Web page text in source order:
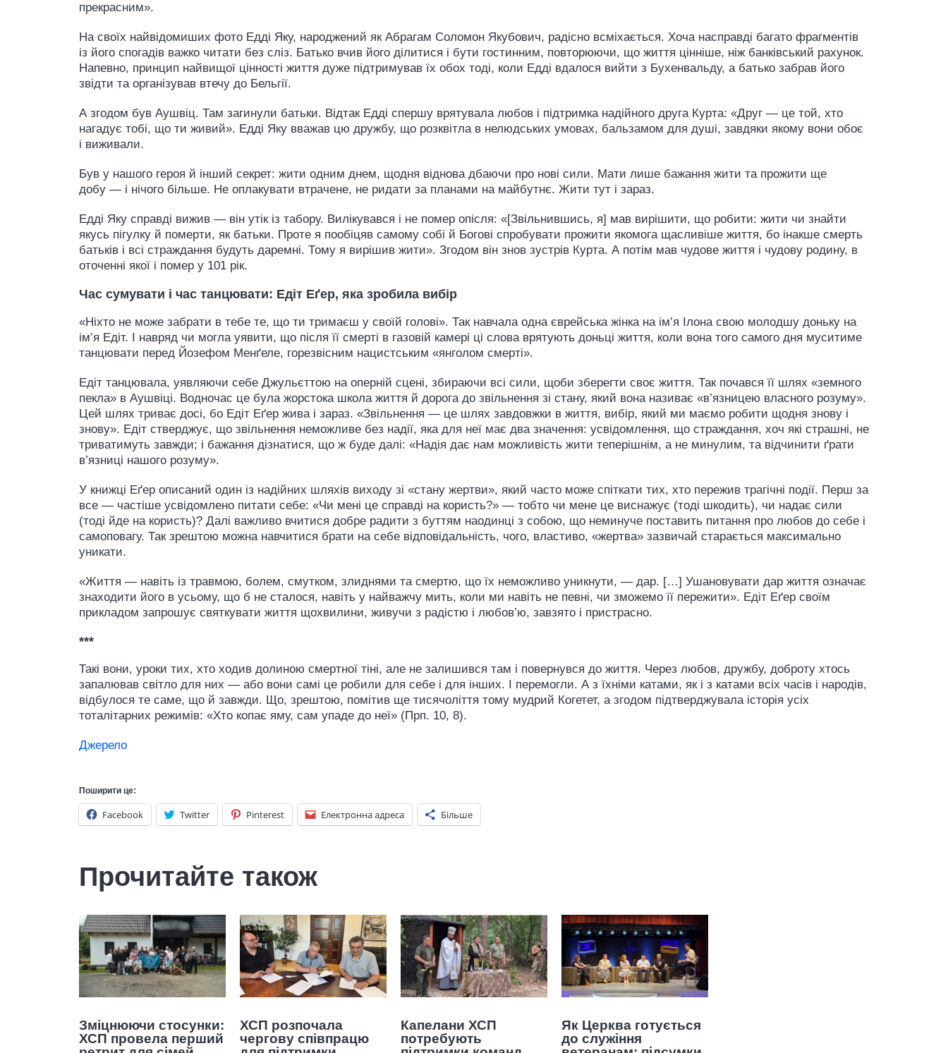
прекрасним».
На своїх найвідомиших фото Едді Яку, народжений як Абрагам Соломон Якубович, радісно всміхається. Хоча насправді багато фрагментів
із його спогадів важко читати без сліз. Батько вчив його ділитися і бути гостинним, повторюючи, що життя цінніше, ніж банківський рахунок.
Напевно, принцип найвищої цінності життя дуже підтримував їх обох тоді, коли Едді вдалося вийти з Бухенвальду, а батько забрав його
звідти та організував втечу до Бельгії.
А згодом був Аушвіц. Там загинули батьки. Відтак Едді спершу врятувала любов і підтримка надійного друга Курта: «Друг — це той, хто
нагадує тобі, що ти живий». Едді Яку вважав цю дружбу, що розквітла в нелюдських умовах, бальзамом для душі, завдяки якому вони обоє
і виживали.
Був у нашого героя й інший секрет: жити одним днем, щодня віднова дбаючи про нові сили. Мати лише бажання жити та прожити ще
добу — і нічого більше. Не оплакувати втрачене, не ридати за планами на майбутнє. Жити тут і зараз.
Едді Яку справді вижив — він утік із табору. Вилікувався і не помер опісля: «[Звільнившись, я] мав вирішити, що робити: жити чи знайти
якусь пігулку й померти, як батьки. Проте я пообіцяв самому собі й Богові спробувати прожити якомога щасливіше життя, бо інакше смерть
батьків і всі страждання будуть даремні. Тому я вирішив жити». Згодом він знов зустрів Курта. А потім мав чудове життя і чудову родину, в
оточенні якої і помер у 101 рік.
Час сумувати і час танцювати: Едіт Еґер, яка зробила вибір
«Ніхто не може забрати в тебе те, що ти тримаєш у своїй голові». Так навчала одна єврейська жінка на ім’я Ілона свою молодшу доньку на
ім’я Едіт. І навряд чи могла уявити, що після її смерті в газовій камері ці слова врятують доньці життя, коли вона того самого дня муситиме
танцювати перед Йозефом Менґеле, горезвісним нацистським «янголом смерті».
Едіт танцювала, уявляючи себе Джульєттою на оперній сцені, збираючи всі сили, щоби зберегти своє життя. Так почався її шлях «земного
пекла» в Аушвіці. Водночас це була жорстока школа життя й дорога до звільнення зі стану, який вона називає «в’язницею власного розуму».
Цей шлях триває досі, бо Едіт Еґер жива і зараз. «Звільнення — це шлях завдовжки в життя, вибір, який ми маємо робити щодня знову і
знову». Едіт стверджує, що звільнення неможливе без надії, яка для неї має два значення: усвідомлення, що страждання, хоч які страшні, не
триватимуть завжди; і бажання дізнатися, що ж буде далі: «Надія дає нам можливість жити теперішнім, а не минулим, та відчинити ґрати
в’язниці нашого розуму».
У книжці Еґер описаний один із надійних шляхів виходу зі «стану жертви», який часто може спіткати тих, хто пережив трагічні події. Перш за
все — частіше усвідомлено питати себе: «Чи мені це справді на користь?» — тобто чи мене це виснажує (тоді шкодить), чи надає сили
(тоді йде на користь)? Далі важливо вчитися добре радити з буттям наодинці з собою, що неминуче поставить питання про любов до себе і
самоповагу. Так зрештою можна навчитися брати на себе відповідальність, чого, властиво, «жертва» зазвичай старається максимально
уникати.
«Життя — навіть із травмою, болем, смутком, злиднями та смертю, що їх неможливо уникнути, — дар. […] Ушановувати дар життя означає
знаходити його в усьому, що б не сталося, навіть у найважчу мить, коли ми навіть не певні, чи зможемо її пережити». Едіт Еґер своїм
прикладом запрошує святкувати життя щохвилини, живучи з радістю і любов’ю, завзято і пристрасно.
***
Такі вони, уроки тих, хто ходив долиною смертної тіні, але не залишився там і повернувся до життя. Через любов, дружбу, доброту хтось
запалював світло для них — або вони самі це робили для себе і для інших. І перемогли. А з їхніми катами, як і з катами всіх часів і народів,
відбулося те саме, що й завжди. Що, зрештою, помітив ще тисячоліття тому мудрий Когетет, а згодом підтверджувала історія усіх
тоталітарних режимів: «Хто копає яму, сам упаде до неї» (Прп. 10, 8).
Джерело
Поширити це:
Facebook Twitter Pinterest Електронна адреса Більше
Прочитайте також
Зміцнюючи стосунки:
ХСП провела перший
ХСП розпочала
чергову співпрацю
Капелани ХСП
потребують
Як Церква готується
до служіння